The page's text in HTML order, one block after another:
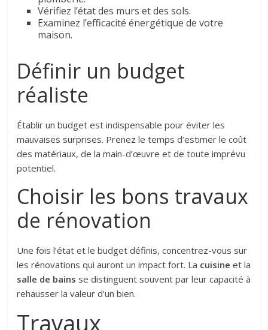
Vérifiez l’état des murs et des sols.
Examinez l’efficacité énergétique de votre
maison.
Définir un budget
réaliste
Établir un budget est indispensable pour éviter les
mauvaises surprises. Prenez le temps d’estimer le coût
des matériaux, de la main-d’œuvre et de toute imprévu
potentiel.
Choisir les bons travaux
de rénovation
Une fois l’état et le budget définis, concentrez-vous sur
les rénovations qui auront un impact fort. La cuisine et la
salle de bains se distinguent souvent par leur capacité à
rehausser la valeur d’un bien.
Travaux